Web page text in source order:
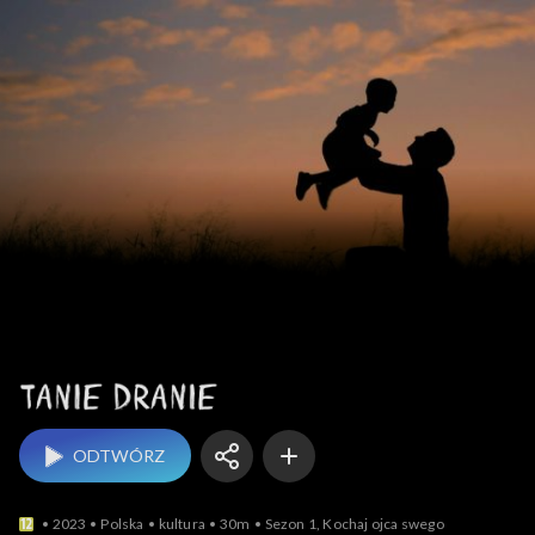
Tanie dranie
ODTWÓRZ
2023 Polska kultura 30m Sezon 1, Kochaj ojca swego